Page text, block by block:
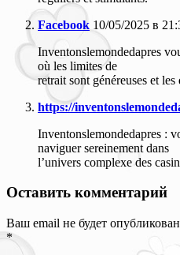
Facebook 10/05/2025 в
Inventonslemondedapres
où les limites de
retrait sont généreuses et les
https://
Inventonslemondedapres :
naviguer sereinement dans
l’univers complexe des
Оставить комментарий
Ваш email не будет
*